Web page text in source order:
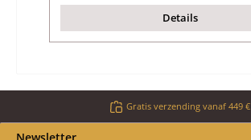
Details
Gratis verzending vanaf 449 €